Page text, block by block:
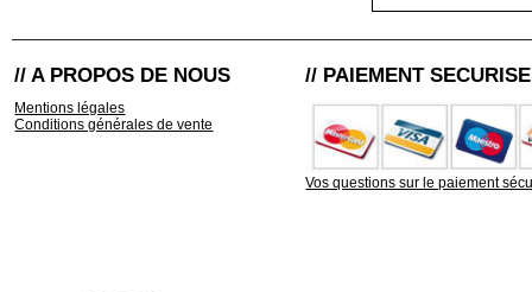
// A PROPOS DE NOUS
Mentions légales
Conditions générales de vente
// PAIEMENT SECURISE
Vos questions sur le paiement